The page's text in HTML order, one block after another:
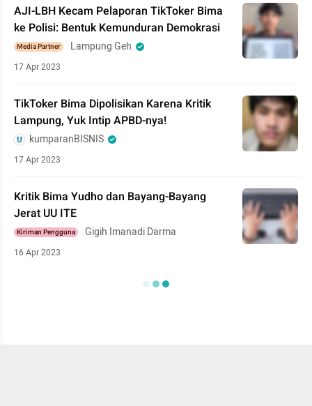
AJI-LBH Kecam Pelaporan TikToker Bima
ke Polisi: Bentuk Kemunduran Demokrasi
Media Partner Lampung Geh
17 Apr 2023
TikToker Bima Dipolisikan Karena Kritik
Lampung, Yuk Intip APBD-nya!
kumparanBISNIS
17 Apr 2023
Kritik Bima Yudho dan Bayang-Bayang
Jerat UU ITE
Kiriman Pengguna Gigih Imanadi Darma
16 Apr 2023